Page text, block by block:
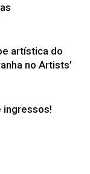
artística do
no Artists’
ingressos!